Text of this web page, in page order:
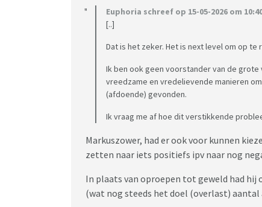
Euphoria schreef op 15-05-2026 om
[..]
Dat is het zeker. Het is next level om op
Ik ben ook geen voorstander van de
vreedzame en vredelievende manieren
(afdoende) gevonden.
Ik vraag me af hoe dit verstikkende
Markuszower, had er ook voor kunnen
zetten naar iets positiefs ipv naar nog
In plaats van oproepen tot geweld had
(wat nog steeds het doel (overlast)